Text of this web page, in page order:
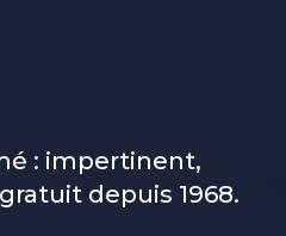
: impertinent,
depuis 1968.